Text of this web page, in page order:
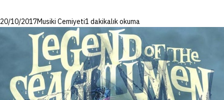
20/10/2017Musiki Cemiyeti1 dakikalık okuma